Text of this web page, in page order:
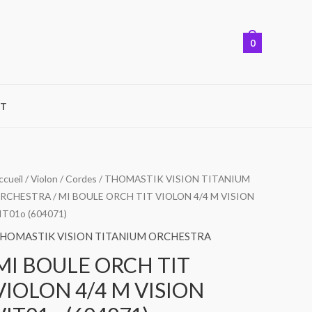
0
/Violon /Cordes / THOMASTIK VISION TITANIUM
/ MI BOULE ORCH TIT VIOLON 4/4 M VISION
(604071)
VISION TITANIUM ORCHESTRA
BOULE ORCH TIT
4/4 M VISION